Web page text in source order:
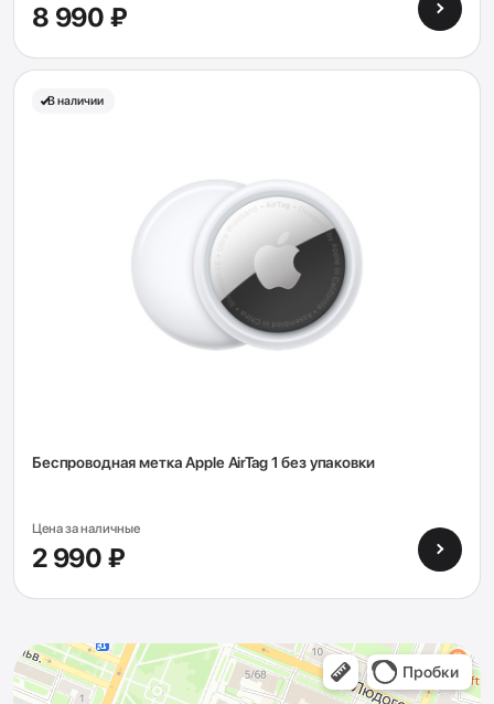
8 990 ₽
В наличии
Беспроводная метка Apple AirTag 1 без упаковки
Цена за наличные
2 990 ₽